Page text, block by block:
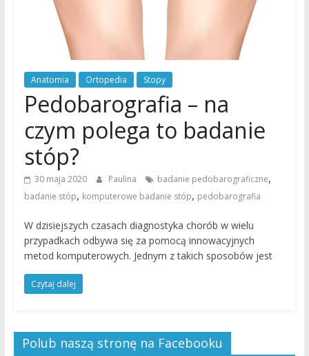
Anatomia Ortopedia Stopy
Pedobarografia – na
czym polega to badanie
stóp?
30 maja 2020 Paulina badanie pedobarograficzne,
badanie stóp, komputerowe badanie stóp, pedobarografia
W dzisiejszych czasach diagnostyka chorób w wielu
przypadkach odbywa się za pomocą innowacyjnych
metod komputerowych. Jednym z takich sposobów jest
Czytaj dalej
Polub naszą stronę na Facebooku